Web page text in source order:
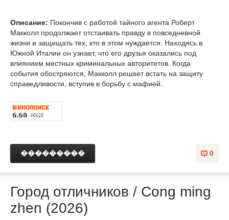
Описание: Покончив с работой тайного агента Роберт
Макколл продолжает отстаивать правду в повседневной
жизни и защищать тех, кто в этом нуждается. Находясь в
Южной Италии он узнает, что его друзья оказались под
влиянием местных криминальных авторитетов. Когда
события обостряются, Макколл решает встать на защиту
справедливости, вступив в борьбу с мафией..
0
���������
Город отличников / Cong ming
zhen (2026)